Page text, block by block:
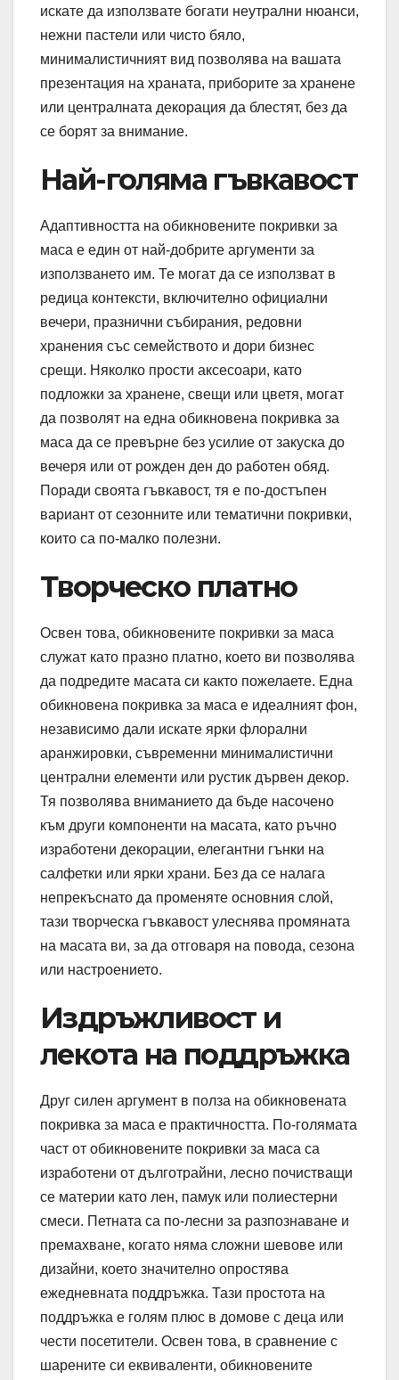
искате да използвате богати неутрални нюанси,
нежни пастели или чисто бяло,
минималистичният вид позволява на вашата
презентация на храната, приборите за хранене
или централната декорация да блестят, без да
се борят за внимание.
Най-голяма гъвкавост
Адаптивността на обикновените покривки за
маса е един от най-добрите аргументи за
използването им. Те могат да се използват в
редица контексти, включително официални
вечери, празнични събирания, редовни
хранения със семейството и дори бизнес
срещи. Няколко прости аксесоари, като
подложки за хранене, свещи или цветя, могат
да позволят на една обикновена покривка за
маса да се превърне без усилие от закуска до
вечеря или от рожден ден до работен обяд.
Поради своята гъвкавост, тя е по-достъпен
вариант от сезонните или тематични покривки,
които са по-малко полезни.
Творческо платно
Освен това, обикновените покривки за маса
служат като празно платно, което ви позволява
да подредите масата си както пожелаете. Една
обикновена покривка за маса е идеалният фон,
независимо дали искате ярки флорални
аранжировки, съвременни минималистични
централни елементи или рустик дървен декор.
Тя позволява вниманието да бъде насочено
към други компоненти на масата, като ръчно
изработени декорации, елегантни гънки на
салфетки или ярки храни. Без да се налага
непрекъснато да променяте основния слой,
тази творческа гъвкавост улеснява промяната
на масата ви, за да отговаря на повода, сезона
или настроението.
Издръжливост и
лекота на поддръжка
Друг силен аргумент в полза на обикновената
покривка за маса е практичността. По-голямата
част от обикновените покривки за маса са
изработени от дълготрайни, лесно почистващи
се материи като лен, памук или полиестерни
смеси. Петната са по-лесни за разпознаване и
премахване, когато няма сложни шевове или
дизайни, което значително опростява
ежедневната поддръжка. Тази простота на
поддръжка е голям плюс в домове с деца или
чести посетители. Освен това, в сравнение с
шарените си еквиваленти, обикновените